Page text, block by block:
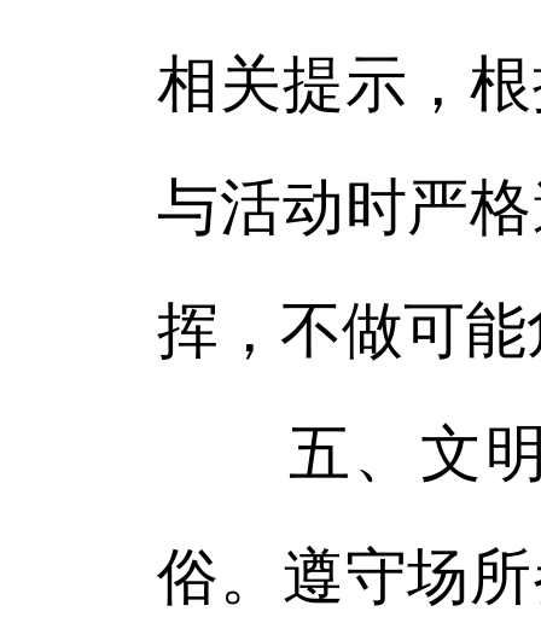
相关提示，
与活动时严
挥，不做可
五、文明
俗。遵守场